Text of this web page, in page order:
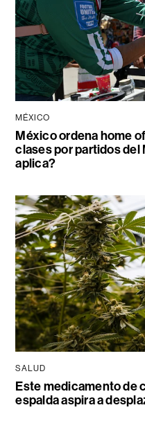
MÉXICO
México ordena home
clases por partidos del
aplica?
SALUD
Este medicamento de
espalda aspira a